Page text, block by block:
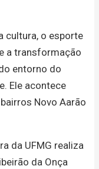
cultura, o esporte
a transformação
entorno do
Ele acontece
Novo Aarão
da UFMG realiza
da Onça